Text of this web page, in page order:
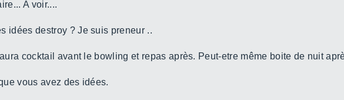
A voir....
idées destroy ? Je suis preneur ..
cocktail avant le bowling et repas après. Peut-etre même boite de nuit
vous avez des idées.